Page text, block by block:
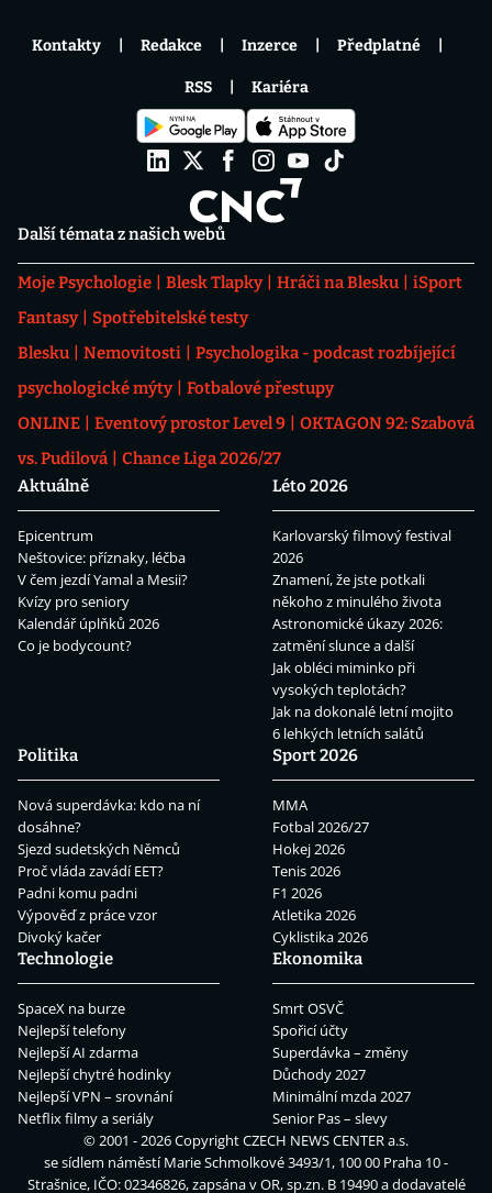
Další témata z našich webů
Moje Psychologie Blesk Tlapky Hráči na Blesku
iSport
Fantasy
Spotřebitelské testy
Blesku
Nemovitosti
Psychologika - podcast rozbíjející
psychologické mýty
Fotbalové přestupy
ONLINE
Eventový prostor Level 9
OKTAGON 92: Szabová
vs. Pudilová
Chance Liga 2026/27
Aktuálně
Epicentrum
Neštovice: příznaky, léčba
V čem jezdí Yamal a Mesii?
Kvízy pro seniory
Kalendář úplňků 2026
Co je bodycount?
Léto 2026
Karlovarský filmový festival
2026
Znamení, že jste potkali
někoho z minulého života
Astronomické úkazy 2026:
zatmění slunce a další
Jak obléci miminko při
vysokých teplotách?
Jak na dokonalé letní mojito
6 lehkých letních salátů
Politika
Nová superdávka: kdo na ní
dosáhne?
Sjezd sudetských Němců
Proč vláda zavádí EET?
Padni komu padni
Výpověď z práce vzor
Divoký kačer
Sport 2026
MMA
Fotbal 2026/27
Hokej 2026
Tenis 2026
F1 2026
Atletika 2026
Cyklistika 2026
Technologie
SpaceX na burze
Nejlepší telefony
Nejlepší AI zdarma
Nejlepší chytré hodinky
Nejlepší VPN – srovnání
Netflix filmy a seriály
Ekonomika
Smrt OSVČ
Spořicí účty
Superdávka – změny
Důchody 2027
Minimální mzda 2027
Senior Pas – slevy
Kontakty Redakce Inzerce Předplatné
RSS Kariéra
© 2001 - 2026 CopyrightCZECH NEWS CENTER a.s.
se sídlem náměstí Marie Schmolkové 3493/1, 100 00 Praha 10 -
Strašnice, IČO: 02346826, zapsána v OR, sp.zn. B 19490 a dodavatelé